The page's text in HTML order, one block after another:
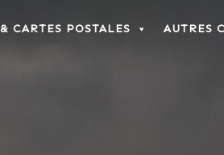
CARTES POSTALES AUTRES